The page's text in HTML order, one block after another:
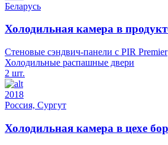
Беларусь
Холодильная камера в
Стеновые сэндвич-панели с PIR Premier
Холодильные распашные двери
2 шт.
2018
Россия, Сургут
Холодильная камера в цехе